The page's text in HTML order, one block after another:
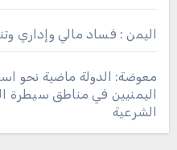
اليمن : فساد مالي وإداري
معوضة: الدولة ماضية نحو
اليمنيين في مناطق سيطرة
الشرعية